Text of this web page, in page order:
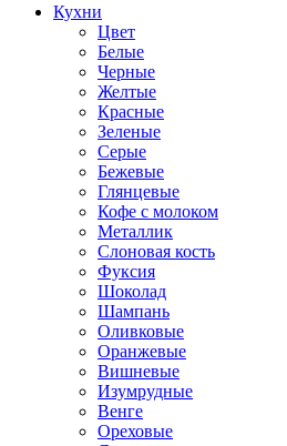
Кухни
Цвет
Белые
Черные
Желтые
Красные
Зеленые
Серые
Бежевые
Глянцевые
Кофе с молоком
Металлик
Слоновая кость
Фуксия
Шоколад
Шампань
Оливковые
Оранжевые
Вишневые
Изумрудные
Венге
Ореховые